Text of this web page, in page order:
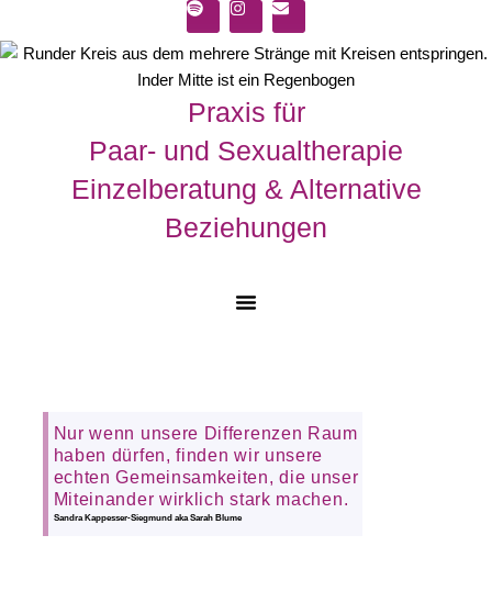
Inhalt
springen
S
t
i
f
y
t
a
g
r
a
E
e
l
o
p
e
Praxis für
Paar- und Sexualtherapie
Einzelberatung & Alternative
Beziehungen
Nur wenn unsere Differenzen Raum
haben dürfen, finden wir unsere
echten Gemeinsamkeiten, die unser
Miteinander wirklich stark machen.
Sandra Kappesser-Siegmund aka Sarah Blume